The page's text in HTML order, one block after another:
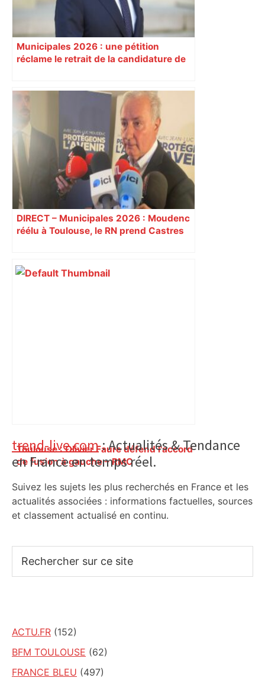
Municipales 2026 : une pétition
réclame le retrait de la candidature de
DIRECT – Municipales 2026 : Moudenc
réélu à Toulouse, le RN prend Castres
Toulouse : Olivier Faure défend l'accord
de fusion à gauche – RMC
Primary
Sidebar
trend-live.com: Actualités & Tendance
en France en temps réel.
Suivez les sujets les plus recherchés en France et les
actualités associées : informations factuelles, sources
et classement actualisé en continu.
sur
ACTU.FR (152)
BFM TOULOUSE (62)
FRANCE BLEU (497)